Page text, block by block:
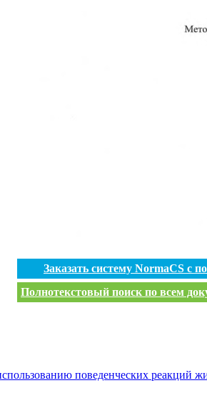
Заказать систему NormaCS с
Полнотекстовый поиск по всем
поведенческих реакций